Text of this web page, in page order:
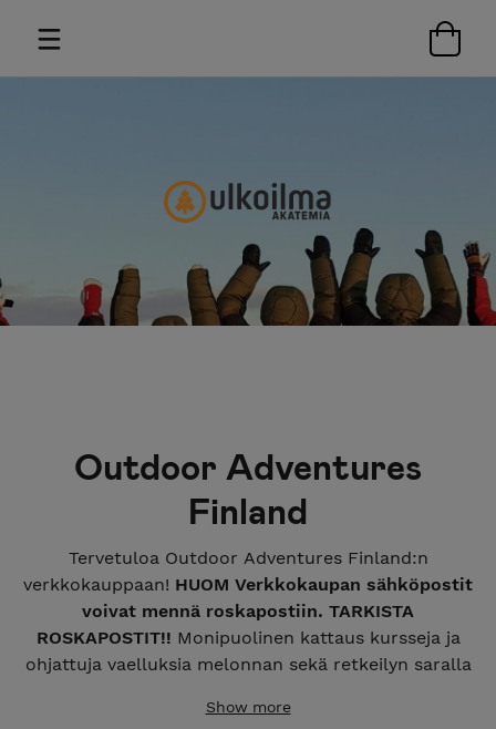
Outdoor Adventures
Finland
Tervetuloa Outdoor Adventures Finland:n
verkkokauppaan! HUOM Verkkokaupan sähköpostit
voivat mennä roskapostiin. TARKISTA
ROSKAPOSTIT!! Monipuolinen kattaus kursseja ja
ohjattuja vaelluksia melonnan sekä retkeilyn saralla
turvalliseen luontoelämykseen sekä uuden
Show more